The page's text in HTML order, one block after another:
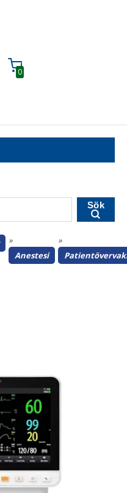
0
Sök
»
Anestesi
»